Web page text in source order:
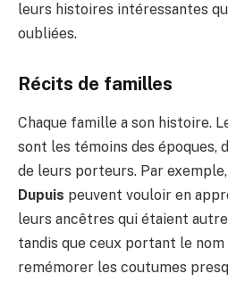
leurs histoires intéressantes
oubliées.
Récits de familles
Chaque famille a son histoire.
sont les témoins des époques,
de leurs porteurs. Par
Dupuis peuvent vouloir en
leurs ancêtres qui étaient
tandis que ceux portant le nom
remémorer les coutumes